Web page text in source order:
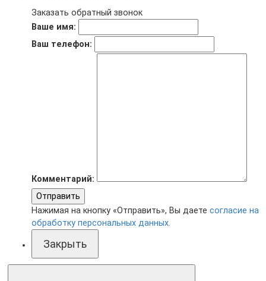
Заказать обратный звонок
Ваше имя:
Ваш телефон:
Комментарий:
Отправить
Нажимая на кнопку «Отправить», Вы даете согласие на
обработку персональных данных.
Закрыть